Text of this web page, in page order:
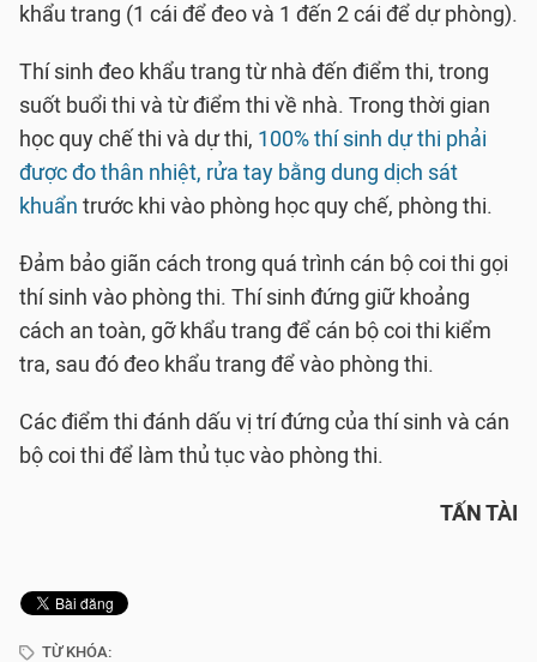
khẩu trang (1 cái để đeo và 1 đến 2 cái để dự phòng).
Thí sinh đeo khẩu trang từ nhà đến điểm thi, trong
suốt buổi thi và từ điểm thi về nhà. Trong thời gian
học quy chế thi và dự thi, 100% thí sinh dự thi phải
được đo thân nhiệt, rửa tay bằng dung dịch sát
khuẩn trước khi vào phòng học quy chế, phòng thi.
Đảm bảo giãn cách trong quá trình cán bộ coi thi gọi
thí sinh vào phòng thi. Thí sinh đứng giữ khoảng
cách an toàn, gỡ khẩu trang để cán bộ coi thi kiểm
tra, sau đó đeo khẩu trang để vào phòng thi.
Các điểm thi đánh dấu vị trí đứng của thí sinh và cán
bộ coi thi để làm thủ tục vào phòng thi.
TẤN TÀI
TỪ KHÓA: